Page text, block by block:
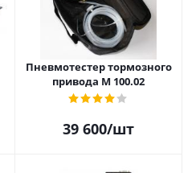
Пневмотестер тормозного
привода М 100.02
39 600/шт